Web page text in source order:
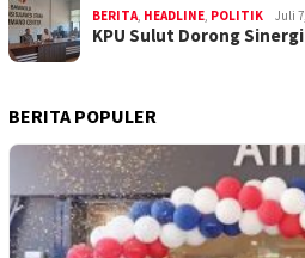
BERITA HEADLINE POLITIK Juli
KPU Sulut Dorong
BERITA POPULER